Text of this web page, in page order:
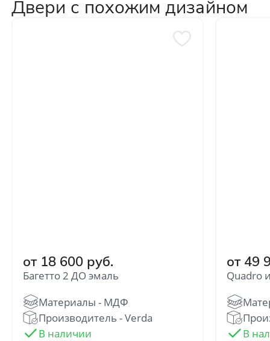
Двери с похожим дизайном
от 18 600 руб.
Багетто 2 ДО эмаль
Производитель - Verda
от 49
Quadro